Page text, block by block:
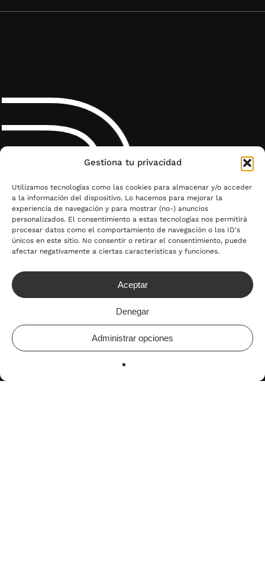
Gestiona tu privacidad
Utilizamos tecnologías como las cookies para almacenar y/o acceder
a la información del dispositivo. Lo hacemos para mejorar la
experiencia de navegación y para mostrar (no-) anuncios
personalizados. El consentimiento a estas tecnologías nos permitirá
procesar datos como el comportamiento de navegación o los ID's
únicos en este sitio. No consentir o retirar el consentimiento, puede
afectar negativamente a ciertas características y funciones.
Aceptar
Denegar
Administrar opciones